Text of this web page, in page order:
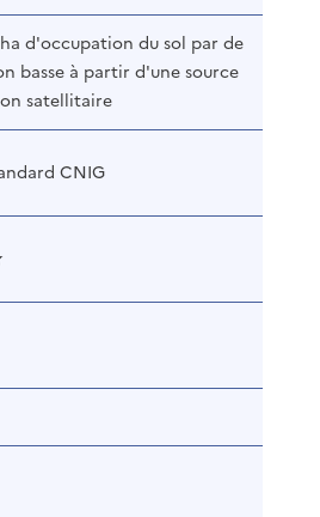
d'occupation du sol par de
basse à partir d'une source
satellitaire
CNIG